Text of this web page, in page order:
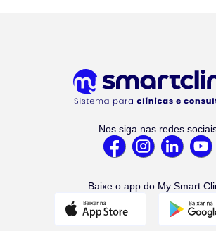
Nos siga nas redes
Baixe o app do My Smart